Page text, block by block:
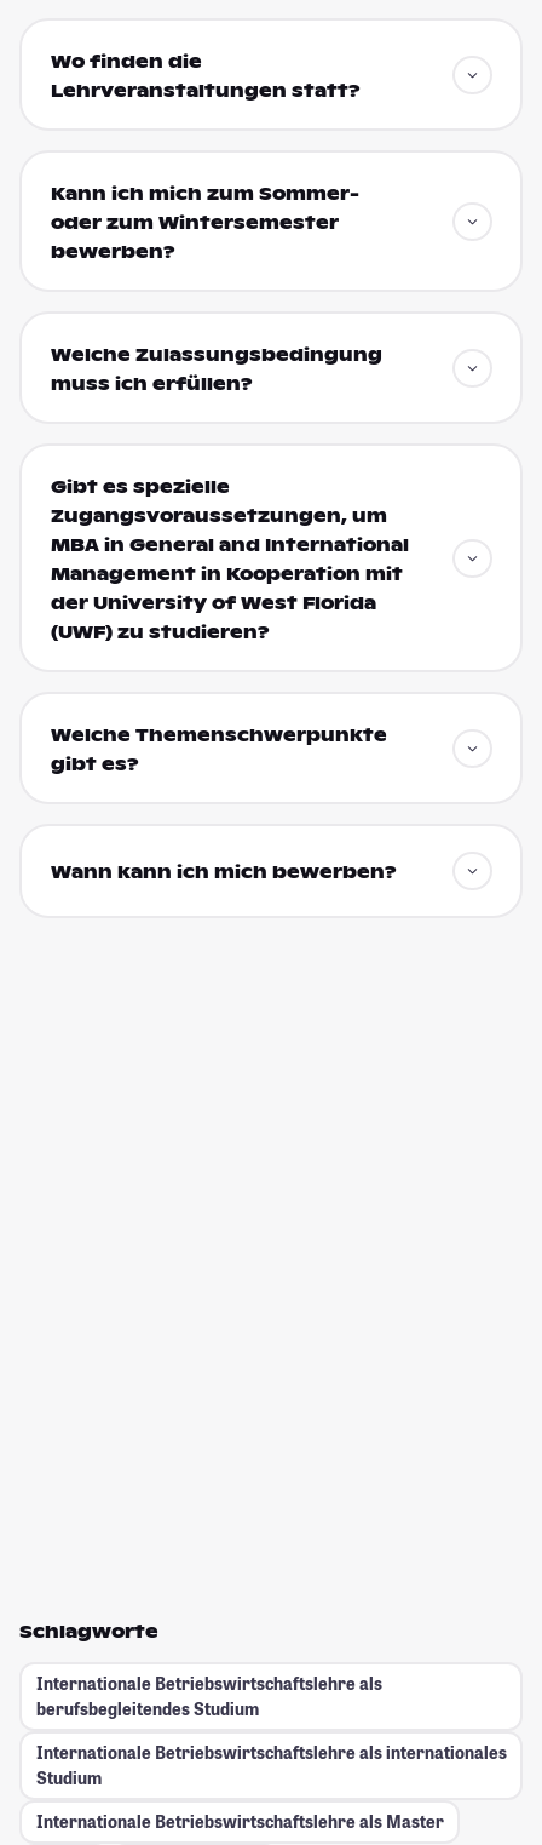
Wo finden die
Lehrveranstaltungen statt?
Kann ich mich zum Sommer-
oder zum Wintersemester
bewerben?
Welche Zulassungsbedingung
muss ich erfüllen?
Gibt es spezielle
Zugangsvoraussetzungen, um
MBA in General and International
Management in Kooperation mit
der University of West Florida
(UWF) zu studieren?
Welche Themenschwerpunkte
gibt es?
Wann kann ich mich bewerben?
Schlagworte
Internationale Betriebswirtschaftslehre als
berufsbegleitendes Studium
Internationale Betriebswirtschaftslehre als internationales
Studium
Internationale Betriebswirtschaftslehre als Master